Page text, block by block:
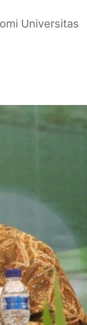
Universitas